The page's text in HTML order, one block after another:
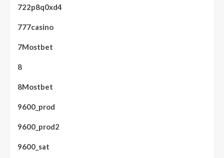
722p8q0xd4
777casino
7Mostbet
8
8Mostbet
9600_prod
9600_prod2
9600_sat